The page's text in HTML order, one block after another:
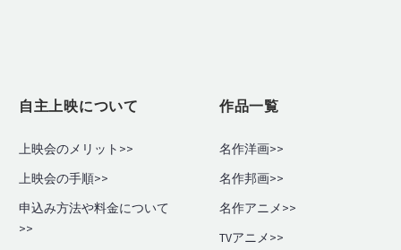
自主上映について
上映会のメリット>>
上映会の手順>>
申込み方法や料金について
>>
作品一覧
名作洋画>>
名作邦画>>
名作アニメ>>
TVアニメ>>